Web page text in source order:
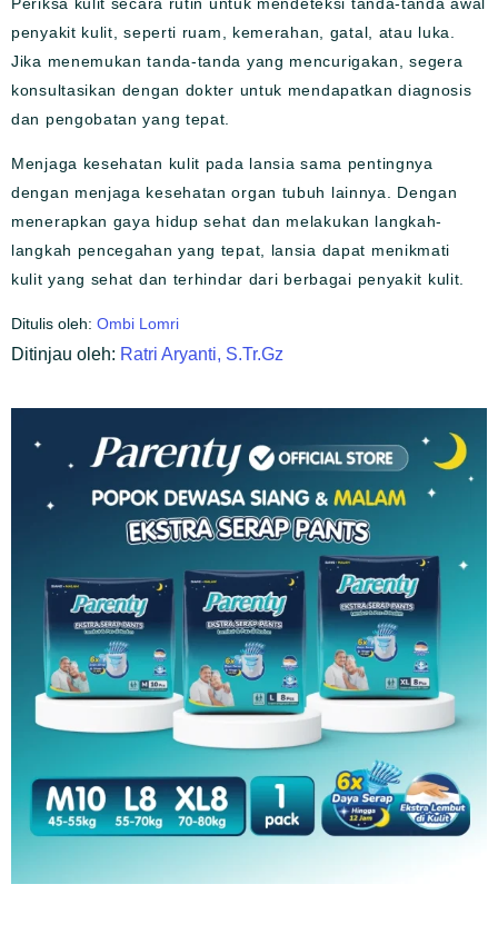
penyakit kulit, seperti ruam, kemerahan, gatal, atau luka.
Jika menemukan tanda-tanda yang mencurigakan, segera
konsultasikan dengan dokter untuk mendapatkan diagnosis
dan pengobatan yang tepat.
Menjaga kesehatan kulit pada lansia sama pentingnya
dengan menjaga kesehatan organ tubuh lainnya. Dengan
menerapkan gaya hidup sehat dan melakukan langkah-
langkah pencegahan yang tepat, lansia dapat menikmati
kulit yang sehat dan terhindar dari berbagai penyakit kulit.
Ditulis oleh: Ombi Lomri
Ditinjau oleh: Ratri Aryanti, S.Tr.Gz